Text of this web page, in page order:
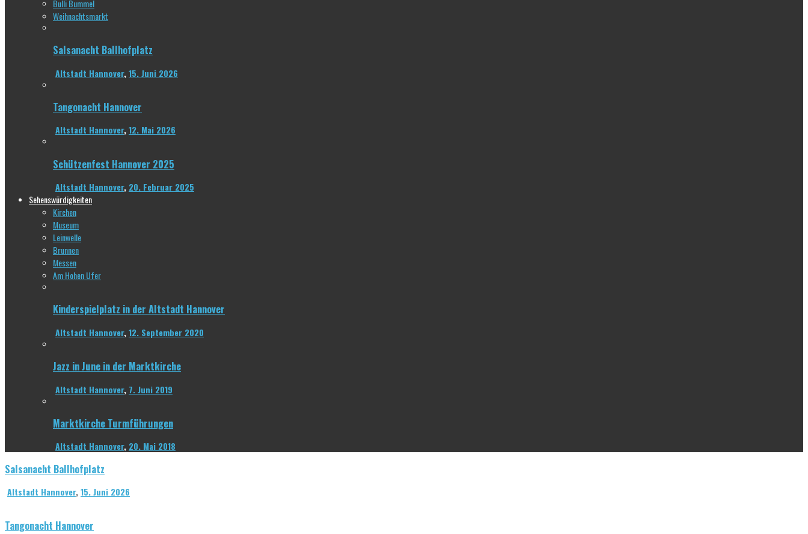
Bulli Bummel
Weihnachtsmarkt
Salsanacht Ballhofplatz
Altstadt Hannover,15. Juni 2026
Tangonacht Hannover
Altstadt Hannover,12. Mai 2026
Schützenfest Hannover 2025
Altstadt Hannover, 20. Februar 2025
Sehenswürdigkeiten
Kirchen
Museum
Leinwelle
Brunnen
Messen
Am Hohen Ufer
Kinderspielplatz in der Altstadt Hannover
Altstadt Hannover,12. September 2020
Jazz in June in der Marktkirche
Altstadt Hannover, 7. Juni 2019
Marktkirche Turmführungen
Altstadt Hannover, 20. Mai 2018
Salsanacht Ballhofplatz
Altstadt Hannover,15. Juni 2026
Tangonacht Hannover